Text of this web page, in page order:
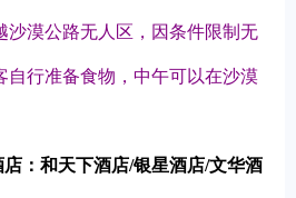
沙漠公路无人区，因条件限制无
自行准备食物，中午可以在沙漠
店：和天下酒店/银星酒店/文华酒